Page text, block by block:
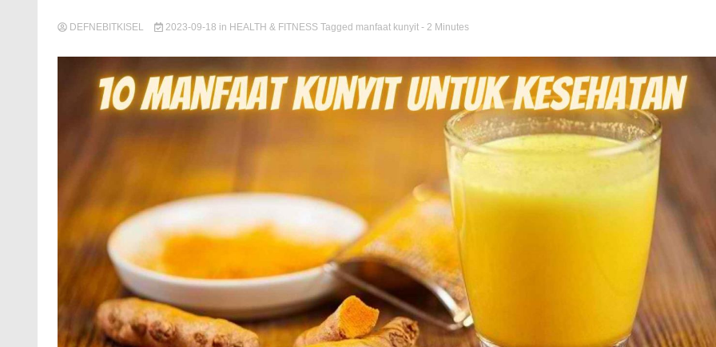
DEFNEBITKISEL 2023-09-18 in HEALTH & FITNESS Tagged manfaat kunyit - 2 Minutes